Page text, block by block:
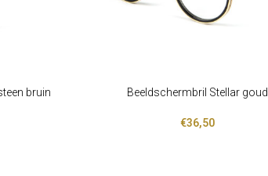
bruin LEES VERDERBeeldschermbril Stellar goud
€36,50